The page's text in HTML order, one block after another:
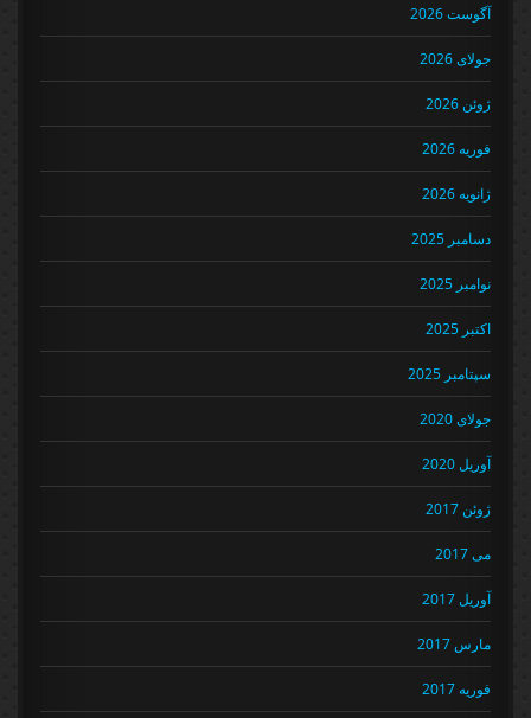
آگوست 2026
جولای 2026
ژوئن 2026
فوریه 2026
ژانویه 2026
دسامبر 2025
نوامبر 2025
اکتبر 2025
سپتامبر 2025
جولای 2020
آوریل 2020
ژوئن 2017
می 2017
آوریل 2017
مارس 2017
فوریه 2017